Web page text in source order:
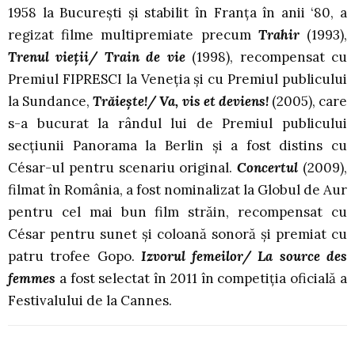
1958 la București și stabilit în Franța în anii ‘80, a
regizat filme multipremiate precum Trahir (1993),
Trenul vieţii/ Train de vie(1998), recompensat cu
Premiul FIPRESCI la Veneţia şi cu Premiul publicului
la Sundance,Trăieşte!/ Va, vis et deviens!(2005), care
s-a bucurat la rândul lui de Premiul publicului
secţiunii Panorama la Berlin şi a fost distins cu
César-ul pentru scenariu original.Concertul (2009),
filmat în România, a fost nominalizat la Globul de Aur
pentru cel mai bun film străin, recompensat cu
César pentru sunet şi coloană sonoră şi premiat cu
patru trofee Gopo. Izvorul femeilor/ La source des
femmes a fost selectat în 2011 în competiţia oficială a
Festivalului de la Cannes.